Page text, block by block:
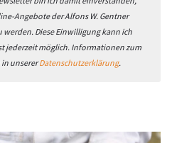
Angebote der Alfons W. Gentner
werden. Diese Einwilligung kann ich
jederzeit möglich. Informationen zum
in unsererDatenschutzerklärung.